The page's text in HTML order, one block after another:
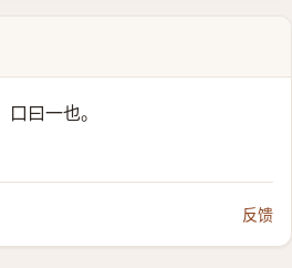
口曰一也。
反馈